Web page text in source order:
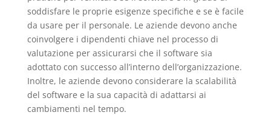
soddisfare le proprie esigenze specifiche e se è facile
da usare per il personale. Le aziende devono anche
coinvolgere i dipendenti chiave nel processo di
valutazione per assicurarsi che il software sia
adottato con successo all’interno dell’organizzazione.
Inoltre, le aziende devono considerare la scalabilità
del software e la sua capacità di adattarsi ai
cambiamenti nel tempo.